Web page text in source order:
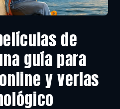
de
guía para
y verlas